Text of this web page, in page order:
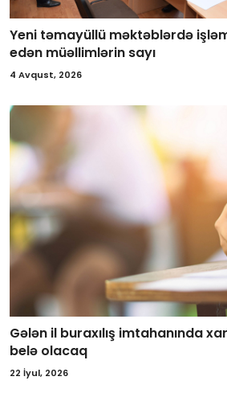
Yeni təmayüllü məktəblərdə
edən müəllimlərin sayı
4 Avqust, 2026
Gələn il buraxılış imtahanında
belə olacaq
22 İyul, 2026